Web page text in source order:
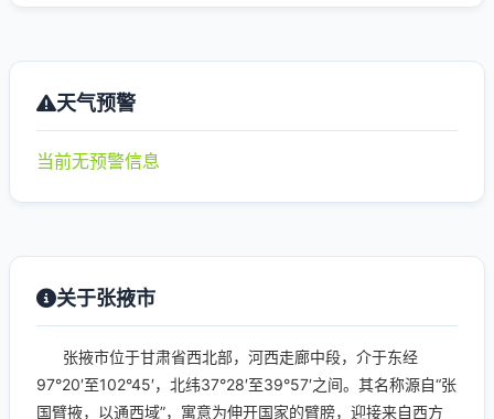
天气预警
当前无预警信息
关于张掖市
张掖市位于甘肃省西北部，河西走廊中段，介于东经
97°20′至102°45′，北纬37°28′至39°57′之间。其名称源自“张
国臂掖，以通西域”，寓意为伸开国家的臂膀，迎接来自西方